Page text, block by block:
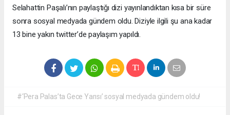
Selahattin Paşalı’nın paylaştığı dizi yayınlandıktan kısa bir süre
sonra sosyal medyada gündem oldu. Diziyle ilgili şu ana kadar
13 bine yakın twitter’de paylaşım yapıldı.
#‘Pera Palas’ta Gece Yarısı’ sosyal medyada gündem oldu!